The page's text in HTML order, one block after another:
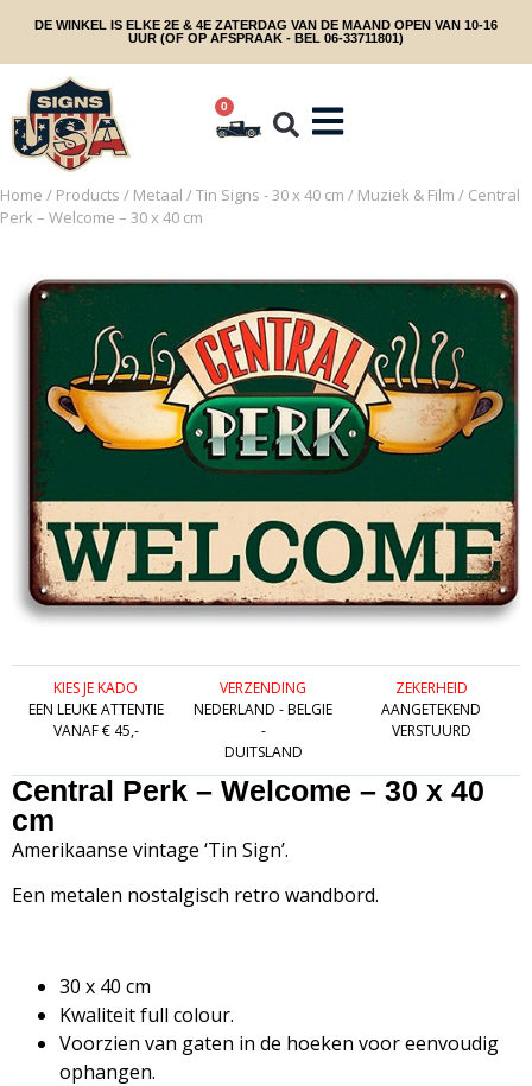
DE WINKEL IS ELKE 2E & 4E ZATERDAG VAN DE MAAND OPEN VAN 10-16
UUR (OF OP AFSPRAAK - BEL 06-33711801)
0
Home / Products / Metaal /Tin Signs - 30 x 40 cm / Muziek & Film / Central
Perk – Welcome – 30 x 40 cm
KIES JE KADO
EEN LEUKE ATTENTIE
VANAF € 45,-
VERZENDING
NEDERLAND - BELGIE
-
DUITSLAND
ZEKERHEID
AANGETEKEND
VERSTUURD
Central Perk – Welcome – 30 x 40
cm
Amerikaanse vintage ‘Tin Sign’.
Een metalen nostalgisch retro wandbord.
30 x 40 cm
Kwaliteit full colour.
Voorzien van gaten in de hoeken voor eenvoudig
ophangen.